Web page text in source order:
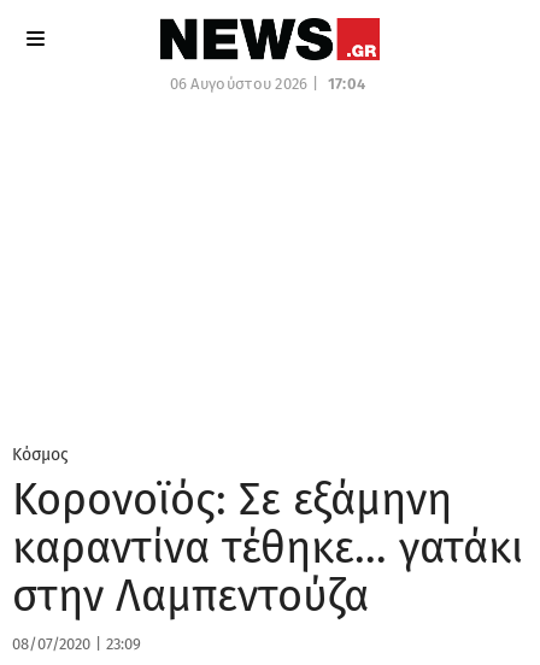
06 Αυγούστου 2026 | 17:04
Κόσμος
Κορονοϊός: Σε εξάμηνη
καραντίνα τέθηκε… γατάκι
στην Λαμπεντούζα
08/07/2020 23:09